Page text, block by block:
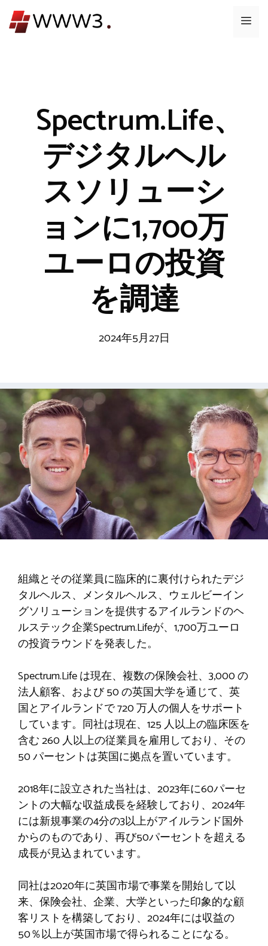
ン
メ
Spectrum.Life、
デジタルヘル
スソリューシ
ョンに1,700万
ユーロの投資
を調達
2024年5月27日
組織とその従業員に臨床的に裏付けられたデジ
タルヘルス、メンタルヘルス、ウェルビーイン
グソリューションを提供するアイルランドのヘ
ルステック企業Spectrum.Lifeが、1,700万ユーロ
の投資ラウンドを発表した。
Spectrum.Life は現在、複数の保険会社、3,000 の
法人顧客、および 50 の英国大学を通じて、英
国とアイルランドで 720 万人の個人をサポート
しています。同社は現在、125 人以上の臨床医を
含む 260 人以上の従業員を雇用しており、その
50 パーセントは英国に拠点を置いています。
2018年に設立された当社は、2023年に60パーセ
ントの大幅な収益成長を経験しており、2024年
には新規事業の4分の3以上がアイルランド国外
からのものであり、再び50パーセントを超える
成長が見込まれています。
同社は2020年に英国市場で事業を開始して以
来、保険会社、企業、大学といった印象的な顧
客リストを構築しており、2024年には収益の
50％以上が英国市場で得られることになる。